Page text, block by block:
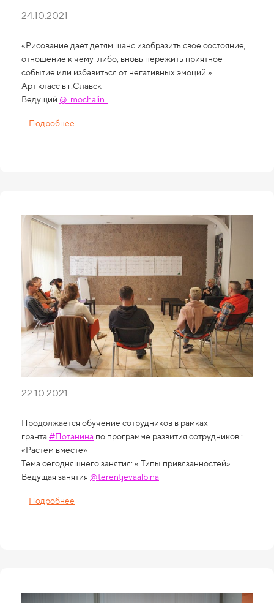
24.10.2021
«Рисование дает детям шанс изобразить свое состояние,
отношение к чему-либо, вновь пережить приятное
событие или избавиться от негативных эмоций.»
Арт класс в г.Славск
Ведущий @_mochalin_
Подробнее
22.10.2021
Продолжается обучение сотрудников в рамках
гранта #Потанина по программе развития сотрудников :
«Растём вместе»
Тема сегодняшнего занятия: « Типы привязанностей»
Ведущая занятия @terentjevaalbina
Подробнее